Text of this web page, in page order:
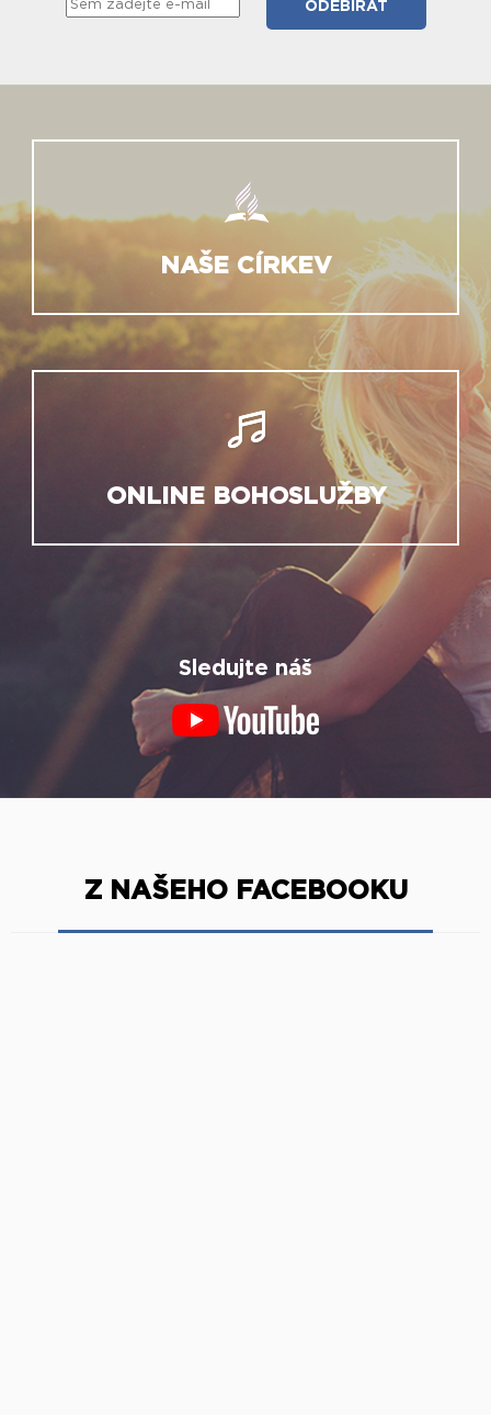
NAŠE CÍRKEV
ONLINE BOHOSLUŽBY
Sledujte náš
Z NAŠEHO FACEBOOKU